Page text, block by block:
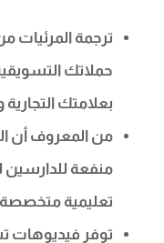
ترجمة
حملاتك
بعلامتك التجارية
من المعروف أن
منفعة
تعليمية
توفر فيديوهات